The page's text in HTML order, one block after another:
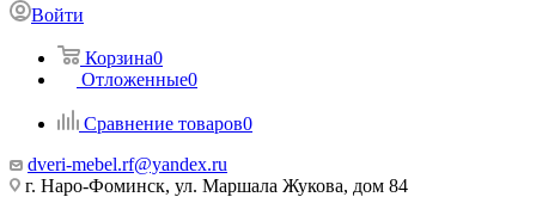
Войти
Корзина0
Отложенные0
Сравнение товаров0
dveri-mebel.rf@yandex.ru
г. Наро-Фоминск, ул. Маршала Жукова, дом 84